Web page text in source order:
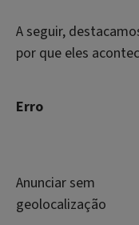
A seguir,
por que eles
Erro
Anunciar sem
geolocalização